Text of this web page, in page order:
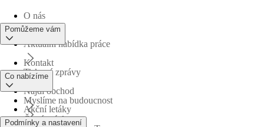
O nás
Aktuální nabídka práce
Tiskové zprávy
Myslíme na budoucnost
Pomůžeme vám
Kontakt
Najdi obchod
Časté otázky
Co nabízíme
Akční letáky
Podmínky a nastavení